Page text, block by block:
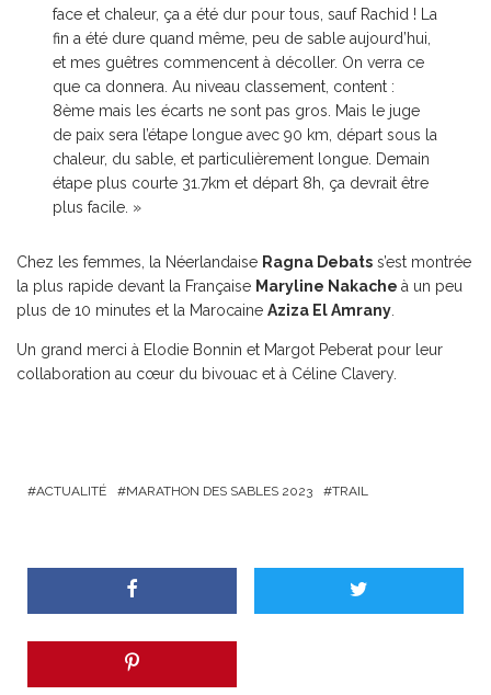
face et chaleur, ça a été dur pour tous, sauf Rachid ! La
fin a été dure quand même, peu de sable aujourd’hui,
et mes guêtres commencent à décoller. On verra ce
que ca donnera. Au niveau classement, content :
8ème mais les écarts ne sont pas gros. Mais le juge
de paix sera l’étape longue avec 90 km, départ sous la
chaleur, du sable, et particulièrement longue. Demain
étape plus courte 31.7km et départ 8h, ça devrait être
plus facile. »
Chez les femmes, la Néerlandaise Ragna Debats s’est montrée
la plus rapide devant la Française Maryline Nakache à un peu
plus de 10 minutes et la Marocaine Aziza El Amrany
Un grand merci à Elodie Bonnin et Margot Peberat pour leur
collaboration au cœur du bivouac et à Céline Clavery.
ACTUALITÉ MARATHON DES SABLES 2023 TRAIL